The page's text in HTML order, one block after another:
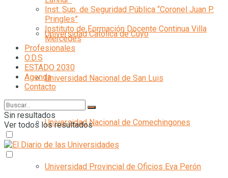
Universidad Católica de Cuyo
Universidad Nacional de San Luis
Universidad Nacional de Comechingones
Universidad Provincial de Oficios Eva Perón
Inst. Sup. de Seguridad Pública “Coronel Juan P.
Pringles”
Instituto de Formación Docente Continua Villa
Mercedes
Profesionales
O.D.S
ESTADO 2030
Agenda
Contacto
Sin resultados
Ver todos los resultados